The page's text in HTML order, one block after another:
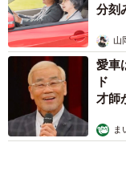
分刻
山
愛車
ド
才師
ま